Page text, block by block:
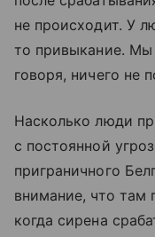
не происходит. У
то привыкание. Мы
говоря, ничего не
Насколько люди
с постоянной
приграничного
внимание, что там
когда сирена